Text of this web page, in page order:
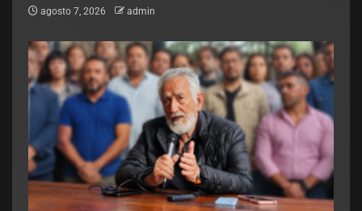
agosto 7, 2026 admin